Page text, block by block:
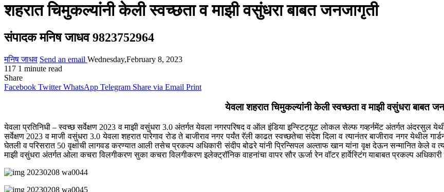
शहरात चिमुकल्यांनी केली स्वच्छता व माझी वसुंधरा बाबत जनजागृती
संपादक मनिष जाधव 9823752964
मनिष जाधव Send an email Wednesday,February 8, 2023
117 1 minute read
Share
Facebook Twitter WhatsApp Telegram Share via Email Print
येवला शहरात चिमुकल्यांनी केली स्वच्छता व माझी वसुंधरा बाबत
येवला प्रतिनिधी – स्वच्छ सर्वेक्षण 2023 व माझी वसुंधरा 3.0 अंतर्गत येवला नगरपरिषद व ऑल इंडिया इन्स्टिट्यूट लोकल सेल्फ गव्हर्नमेंट अंतर्गत अंदरसुल येथील
सर्वेक्षण 2023 व माजी वसुंधरा 3.0 येवला शहरात पारेगाव रोड ते बाजीराव नगर पर्यंत रॅली काढत स्वच्छतेचा संदेश दिला व त्यानंतर बाजीराव नगर येथील
घेतली व परिसरात 50 वृक्षांची लागवड करण्यात आली तसेच प्रकल्प अधिकारी संदीप बोढरे यांनी प्रिन्सिपल अल्ताफ खान यांना वृक्ष देऊन सन्मानित केले व
माझी वसुंधरा अंतर्गत ओला कचरा विलगीकरण सुका कचरा विलगीकरण इलेक्ट्रॉनिक वाहनांचा वापर सौर ऊर्जा रेन वॉटर हार्वेस्टिंग याबाबत प्रकल्प अधिकारी